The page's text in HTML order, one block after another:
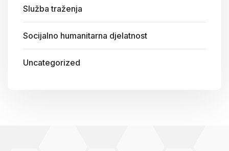
Služba traženja
Socijalno humanitarna djelatnost
Uncategorized